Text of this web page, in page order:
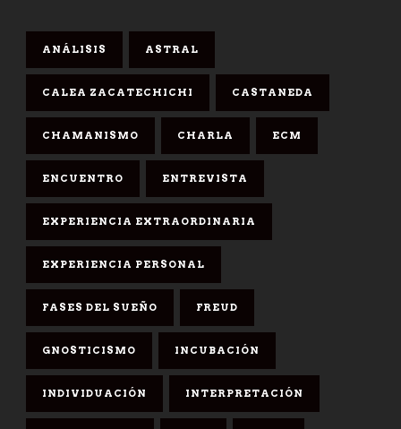
ANÁLISIS ASTRAL
CALEA ZACATECHICHI CASTANEDA
CHAMANISMO CHARLA ECM
ENCUENTRO ENTREVISTA
EXPERIENCIA EXTRAORDINARIA
EXPERIENCIA PERSONAL
FASES DEL SUEÑO FREUD
GNOSTICISMO INCUBACIÓN
INDIVIDUACIÓN INTERPRETACIÓN